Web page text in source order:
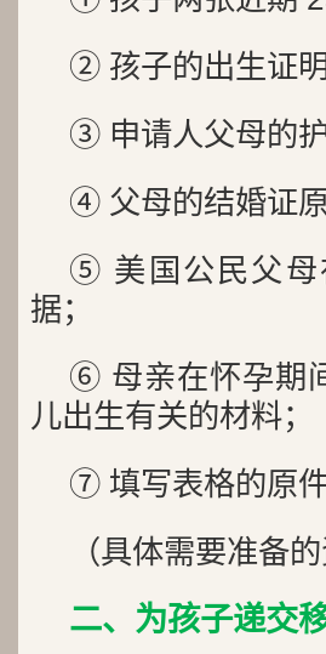
② 孩子的出生证明
③ 申请人父母的
④ 父母的结婚证
⑤ 美国公民父母
据；
⑥ 母亲在怀孕期
儿出生有关的材料；
⑦ 填写表格的原件
（具体需要准备
二、为孩子递交